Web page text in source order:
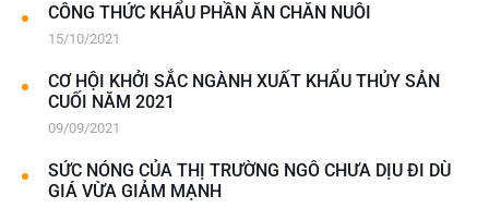
CÔNG THỨC KHẨU PHẦN ĂN CHĂN NUÔI
15/10/2021
CƠ HỘI KHỞI SẮC NGÀNH XUẤT KHẨU THỦY SẢN
CUỐI NĂM 2021
09/09/2021
SỨC NÓNG CỦA THỊ TRƯỜNG NGÔ CHƯA DỊU ĐI DÙ
GIÁ VỪA GIẢM MẠNH